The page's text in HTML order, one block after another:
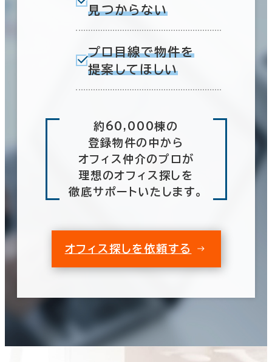
見つからない
プロ目線で物件を
提案してほしい
約60,000棟の
登録物件の中から
オフィス仲介のプロが
理想のオフィス探しを
徹底サポートいたします。
オフィス探しを依頼する